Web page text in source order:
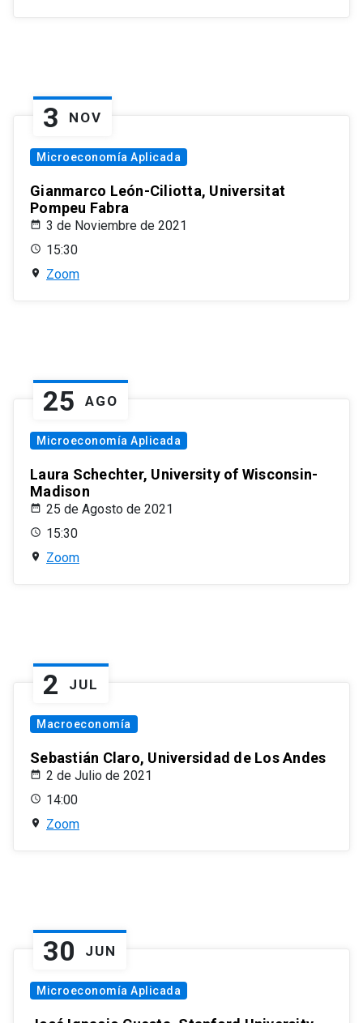
3 NOV
Microeconomía Aplicada
Gianmarco León-Ciliotta, Universitat
Pompeu Fabra
3 de Noviembre de 2021
15:30
Zoom
25 AGO
Microeconomía Aplicada
Laura Schechter, University of Wisconsin-
Madison
25 de Agosto de 2021
15:30
Zoom
2 JUL
Macroeconomía
Sebastián Claro, Universidad de Los Andes
2 de Julio de 2021
14:00
Zoom
30 JUN
Microeconomía Aplicada